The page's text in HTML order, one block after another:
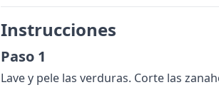
Instrucciones
Paso 1
Lave y pele las verduras. Corte las